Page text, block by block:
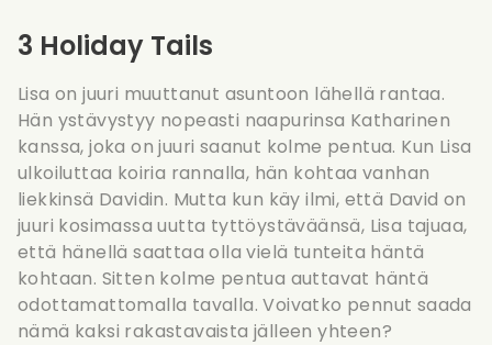
3 Holiday Tails
Lisa on juuri muuttanut asuntoon lähellä rantaa.
Hän ystävystyy nopeasti naapurinsa Katharinen
kanssa, joka on juuri saanut kolme pentua. Kun Lisa
ulkoiluttaa koiria rannalla, hän kohtaa vanhan
liekkinsä Davidin. Mutta kun käy ilmi, että David on
juuri kosimassa uutta tyttöystäväänsä, Lisa tajuaa,
että hänellä saattaa olla vielä tunteita häntä
kohtaan. Sitten kolme pentua auttavat häntä
odottamattomalla tavalla. Voivatko pennut saada
nämä kaksi rakastavaista jälleen yhteen?